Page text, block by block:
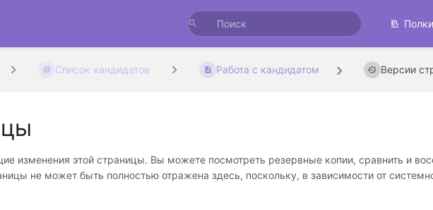
Полки
Список кандидатов Работа с кандидатом Версии
изменения этой страницы. Вы можете посмотреть резервные копии, сравнить и
не может быть полностью отражена здесь, поскольку, в зависимости от